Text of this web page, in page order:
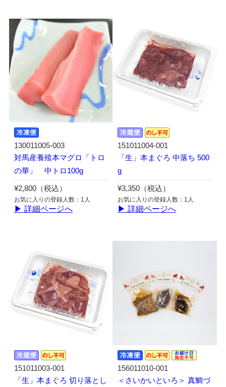
130011005-003
対馬産養殖本マグロ「トロ
の華」 中トロ100g
¥2,800（税込）
お気に入りの登録人数：1人
▶ 詳細ページへ
151011004-001
「生」本まぐろ 中落ち 500
g
¥3,350（税込）
お気に入りの登録人数：1人
▶ 詳細ページへ
151011003-001
「生」本まぐろ 切り落とし
156011010-001
＜さいかいといろ＞ 真鯛づ